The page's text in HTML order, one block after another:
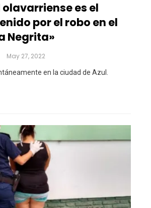
es el
por el robo en el
Negrita»
May 27, 2022
en la ciudad de Azul.